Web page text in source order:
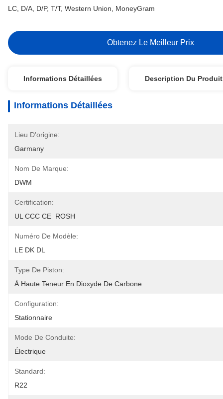
LC, D/A, D/P, T/T, Western Union, MoneyGram
Obtenez Le Meilleur Prix
Informations Détaillées Description Du Produit
Informations Détaillées
Lieu D'origine:
Garmany
Nom De Marque:
DWM
Certification:
UL CCC CE  ROSH
Numéro De Modèle:
LE DK DL
Type De Piston:
À Haute Teneur En Dioxyde De Carbone
Configuration:
Stationnaire
Mode De Conduite:
Électrique
Standard:
R22